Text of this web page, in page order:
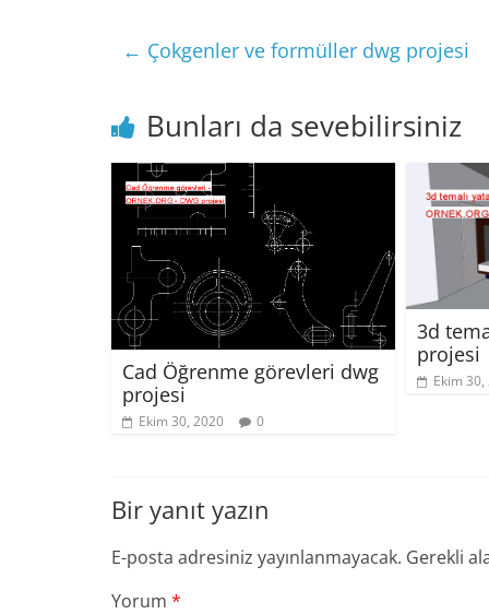
← Çokgenler ve formüller dwg projesi
Bunları da sevebilirsiniz
Cad Öğrenme görevleri dwg
projesi
Ekim 30, 2020 0
3d
projesi
Ekim
Bir yanıt yazın
E-posta adresiniz yayınlanmayacak. Gerekli
Yorum *